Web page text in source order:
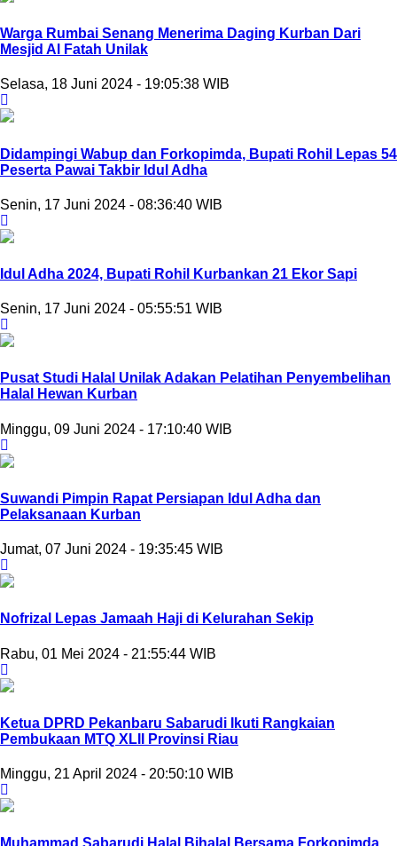
Warga Rumbai Senang Menerima Daging Kurban Dari
Mesjid Al Fatah Unilak
Selasa, 18 Juni 2024 - 19:05:38 WIB
Didampingi Wabup dan Forkopimda, Bupati Rohil Lepas 54
Peserta Pawai Takbir Idul Adha
Senin, 17 Juni 2024 - 08:36:40 WIB
Idul Adha 2024, Bupati Rohil Kurbankan 21 Ekor Sapi
Senin, 17 Juni 2024 - 05:55:51 WIB
Pusat Studi Halal Unilak Adakan Pelatihan Penyembelihan
Halal Hewan Kurban
Minggu, 09 Juni 2024 - 17:10:40 WIB
Suwandi Pimpin Rapat Persiapan Idul Adha dan
Pelaksanaan Kurban
Jumat, 07 Juni 2024 - 19:35:45 WIB
Nofrizal Lepas Jamaah Haji di Kelurahan Sekip
Rabu, 01 Mei 2024 - 21:55:44 WIB
Ketua DPRD Pekanbaru Sabarudi Ikuti Rangkaian
Pembukaan MTQ XLII Provinsi Riau
Minggu, 21 April 2024 - 20:50:10 WIB